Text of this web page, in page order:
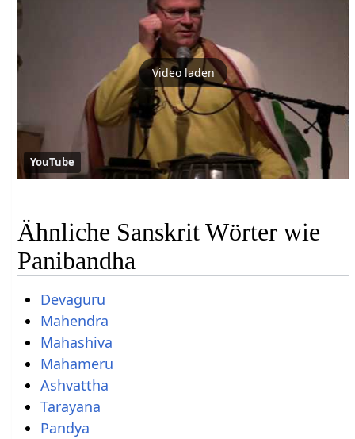
Video laden
YouTube
Ähnliche Sanskrit Wörter wie
Panibandha
Devaguru
Mahendra
Mahashiva
Mahameru
Ashvattha
Tarayana
Pandya